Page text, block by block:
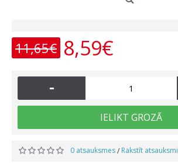
11,65€ 8,59€
-
IELIKT GROZĀ
0 atsauksmes/ Rakstīt atsauksmi